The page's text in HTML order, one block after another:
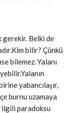
gerekir. Belki de
bilir? Çünkü
bilemez. Yalanı
yabancılaşır,
burnu uzamaya
ilgili paradoksu